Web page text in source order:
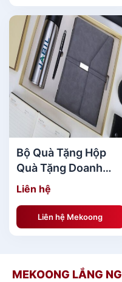
Danh Sách Quà
width="800"]
Bộ Quà Tặng Hộp
Quà Tặng Doanh
Nhân Jabil sang
trọng MKBQT09
Liên hệ
Liên hệ Mekoong
MEKOONG LẮNG